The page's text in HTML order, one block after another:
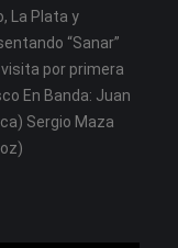
La Plata y
“Sanar”
por primera
En Banda: Juan
Sergio Maza